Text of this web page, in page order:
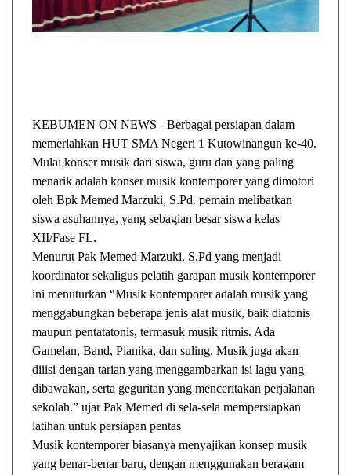
KEBUMEN ON NEWS - Berbagai persiapan dalam
memeriahkan HUT SMA Negeri 1 Kutowinangun ke-40.
Mulai konser musik dari siswa, guru dan yang paling
menarik adalah konser musik kontemporer yang dimotori
oleh Bpk Memed Marzuki, S.Pd. pemain melibatkan
siswa asuhannya, yang sebagian besar siswa kelas
XII/Fase FL.
Menurut Pak Memed Marzuki, S.Pd yang menjadi
koordinator sekaligus pelatih garapan musik kontemporer
ini menuturkan “Musik kontemporer adalah musik yang
menggabungkan beberapa jenis alat musik, baik diatonis
maupun pentatatonis, termasuk musik ritmis. Ada
Gamelan, Band, Pianika, dan suling. Musik juga akan
diiisi dengan tarian yang menggambarkan isi lagu yang
dibawakan, serta geguritan yang menceritakan perjalanan
sekolah.” ujar Pak Memed di sela-sela mempersiapkan
latihan untuk persiapan pentas
Musik kontemporer biasanya menyajikan konsep musik
yang benar-benar baru, dengan menggunakan beragam